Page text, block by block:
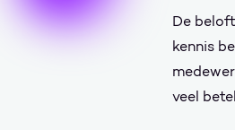
De
kennis
veel